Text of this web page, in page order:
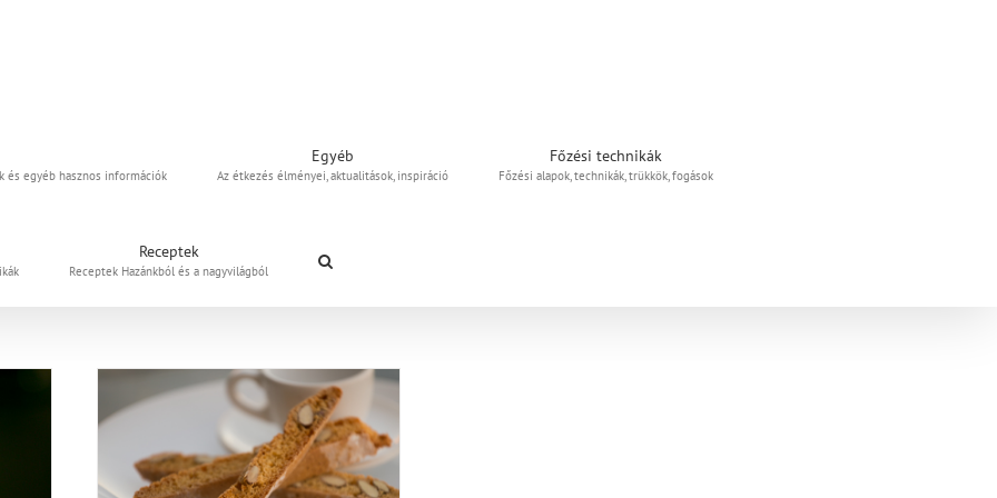
és egyéb hasznos információk
Egyéb
Az étkezés élményei, aktualitások, inspiráció
Főzési technikák
Főzési alapok, technikák, trükkök, fogások
Receptek
Receptek Hazánkból és a nagyvilágból